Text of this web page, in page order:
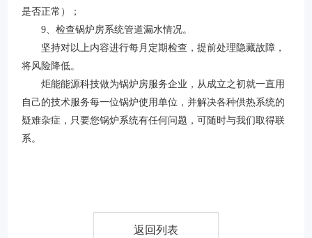
是否正常）；
9、检查锅炉房系统管道漏水情况。
坚持对以上内容进行每月定期检查，提前处理隐藏故障，
将风险降低。
炬能能源科技做为锅炉房服务企业，从成立之初就一直用
自己的技术服务每一位锅炉使用单位，并解决各种供热系统的
疑难杂症，只要您锅炉系统有任何问题，可随时与我们取得联
系。
返回列表